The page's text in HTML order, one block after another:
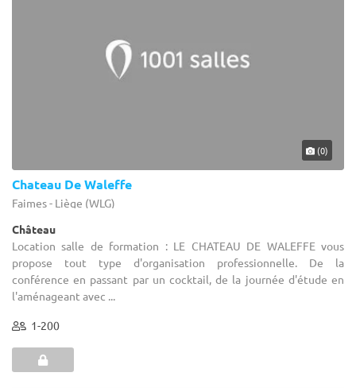
(0)
Chateau De Waleffe
Faimes - Liège (WLG)
Château
Location salle de formation : LE CHATEAU DE WALEFFE vous
propose tout type d'organisation professionnelle. De la
conférence en passant par un cocktail, de la journée d'étude en
l'aménageant avec ...
1-200